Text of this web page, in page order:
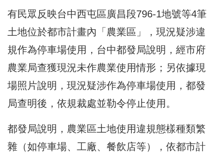
有民眾反映台中西屯區廣昌段796-1地號等4筆
土地位於都市計畫內「農業區」，現況疑涉違
規作為停車場使用，台中都發局說明，經市府
農業局查獲現況未作農業使用情形；另依據現
場照片說明，現況疑涉作為停車場使用，都發
局查明後，依規裁處並勒令停止使用。
都發局說明，農業區土地使用違規態樣種類繁
雜（如停車場、工廠、餐飲店等），依都市計